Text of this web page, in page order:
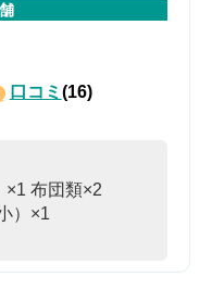
口コミ (16)
×1 布団類×2
）×1